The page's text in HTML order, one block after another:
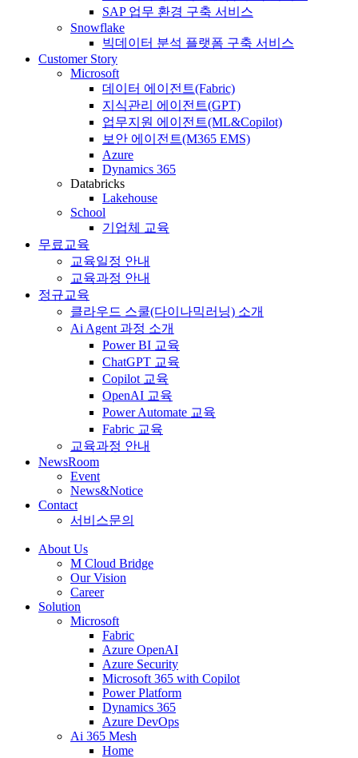
SAP 업무 환경 구축 서비스
Snowflake
빅데이터 분석 플랫폼 구축 서비스
Customer Story
Microsoft
데이터 에이전트(Fabric)
지식관리 에이전트(GPT)
업무지원 에이전트(ML&Copilot)
보안 에이전트(M365 EMS)
Azure
Dynamics 365
Databricks
Lakehouse
School
기업체 교육
무료교육
교육일정 안내
교육과정 안내
정규교육
클라우드 스쿨(다이나믹러닝) 소개
Ai Agent 과정 소개
Power BI 교육
ChatGPT 교육
Copilot 교육
OpenAI 교육
Power Automate 교육
Fabric 교육
교육과정 안내
NewsRoom
Event
News&Notice
Contact
서비스문의
About Us
M Cloud Bridge
Our Vision
Career
Solution
Microsoft
Fabric
Azure OpenAI
Azure Security
Microsoft 365 with Copilot
Power Platform
Dynamics 365
Azure DevOps
Ai 365 Mesh
Home